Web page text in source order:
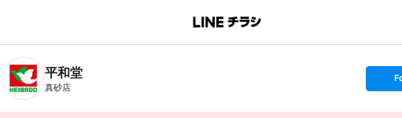
B
n
T
平和堂
真砂店
s
t
o